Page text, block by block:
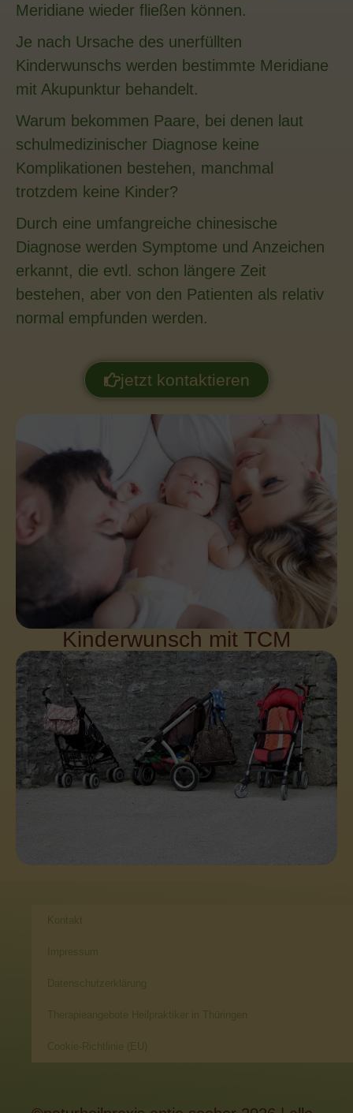
Meridiane wieder fließen können.
Je nach Ursache des unerfüllten
Kinderwunschs werden bestimmte Meridiane
mit Akupunktur behandelt.
Warum bekommen Paare, bei denen laut
schulmedizinischer Diagnose keine
Komplikationen bestehen, manchmal
trotzdem keine Kinder?
Durch eine umfangreiche chinesische
Diagnose werden Symptome und Anzeichen
erkannt, die evtl. schon längere Zeit
bestehen, aber von den Patienten als relativ
normal empfunden werden.
jetzt kontaktieren
Kinderwunsch mit TCM
Kontakt
Impressum
Datenschutzerklärung
Therapieangebote Heilpraktiker in Thüringen
Cookie-Richtlinie (EU)